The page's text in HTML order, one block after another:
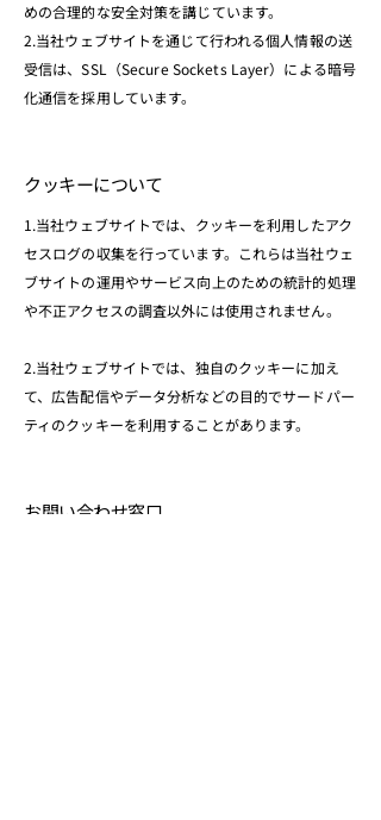
めの合理的な安全対策を講じています。
2.当社ウェブサイトを通じて行われる個人情報の送
受信は、SSL（Secure Sockets Layer）による暗号
化通信を採用しています。
クッキーについて
1.当社ウェブサイトでは、クッキーを利用したアク
セスログの収集を行っています。これらは当社ウェ
ブサイトの運用やサービス向上のための統計的処理
や不正アクセスの調査以外には使用されません。
2.当社ウェブサイトでは、独自のクッキーに加え
て、広告配信やデータ分析などの目的でサードパー
ティのクッキーを利用することがあります。
お問い合わせ窓口